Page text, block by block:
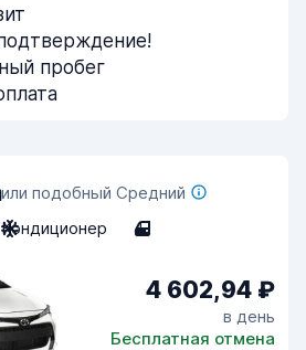
пробег
или подобный Средний
Кондиционер 4
4 602,94 ₽
в день
Бесплатная отмена